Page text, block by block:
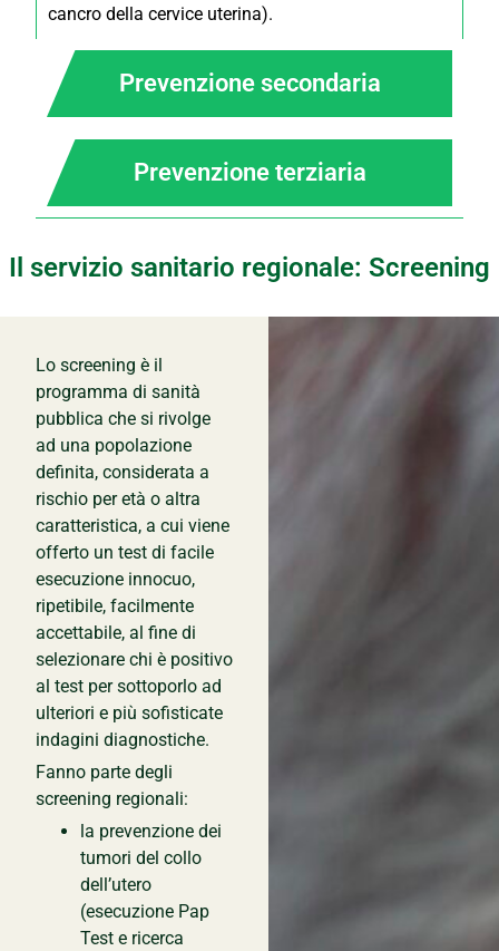
cancro della cervice uterina).
Prevenzione secondaria
Prevenzione terziaria
Il servizio sanitario regionale: Screening
Lo screening è il
programma di sanità
pubblica che si rivolge
ad una popolazione
definita, considerata a
rischio per età o altra
caratteristica, a cui viene
offerto un test di facile
esecuzione innocuo,
ripetibile, facilmente
accettabile, al fine di
selezionare chi è positivo
al test per sottoporlo ad
ulteriori e più sofisticate
indagini diagnostiche.
Fanno parte degli
screening regionali:
la prevenzione dei
tumori del collo
dell’utero
(esecuzione Pap
Test e ricerca